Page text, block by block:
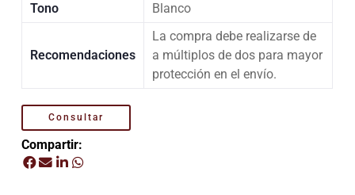
Tono
Blanco
Recomendaciones
La compra debe realizarse de
a múltiplos de dos para mayor
protección en el envío.
Consultar
Compartir: